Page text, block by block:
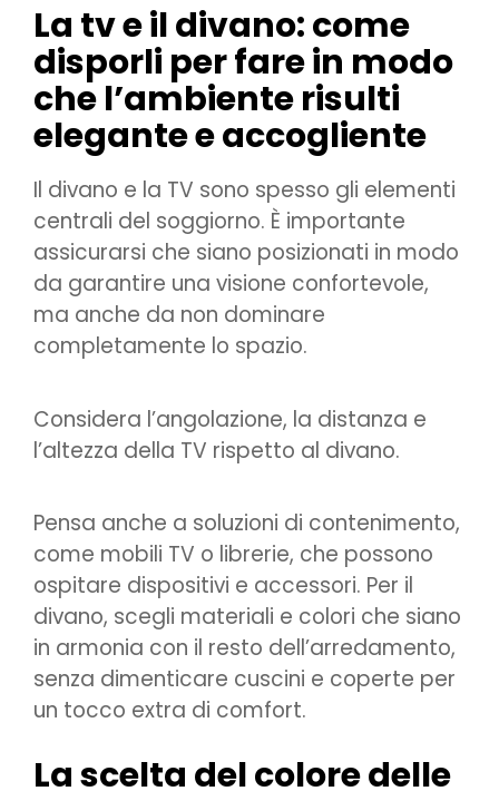
La tv e il divano: come
disporli per fare in modo
che l’ambiente risulti
elegante e accogliente
Il divano e la TV sono spesso gli elementi
centrali del soggiorno. È importante
assicurarsi che siano posizionati in modo
da garantire una visione confortevole,
ma anche da non dominare
completamente lo spazio.
Considera l’angolazione, la distanza e
l’altezza della TV rispetto al divano.
Pensa anche a soluzioni di contenimento,
come mobili TV o librerie, che possono
ospitare dispositivi e accessori. Per il
divano, scegli materiali e colori che siano
in armonia con il resto dell’arredamento,
senza dimenticare cuscini e coperte per
un tocco extra di comfort.
La scelta del colore delle